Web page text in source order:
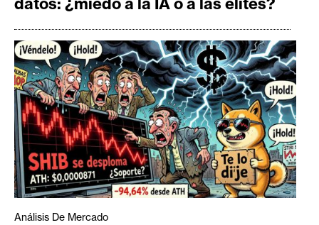
Análisis De Mercado